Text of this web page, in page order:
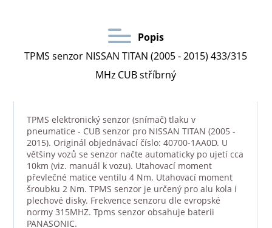
Popis
TPMS senzor NISSAN TITAN (2005 - 2015) 433/315
MHz CUB stříbrný
TPMS elektronický senzor (snímač) tlaku v
pneumatice - CUB senzor pro NISSAN TITAN (2005 -
2015). Originál objednávací číslo: 40700-1AA0D. U
většiny vozů se senzor načte automaticky po ujetí cca
10km (viz. manuál k vozu). Utahovací moment
převlečné matice ventilu 4 Nm. Utahovací moment
šroubku 2 Nm. TPMS senzor je určený pro alu kola i
plechové disky. Frekvence senzoru dle evropské
normy 315MHZ. Tpms senzor obsahuje baterii
PANASONIC.